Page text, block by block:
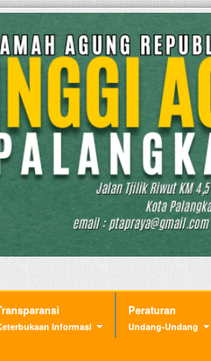
Informasi
Peraturan
Undang-Undang